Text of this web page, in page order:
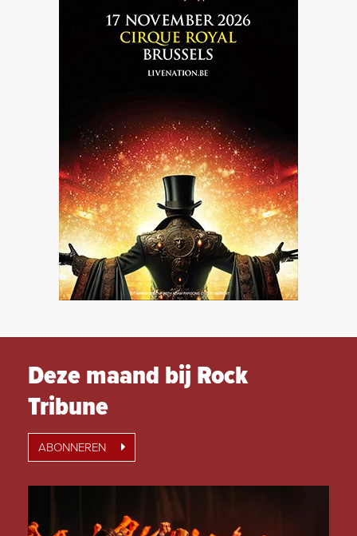
Deze maand bij Rock
Tribune
ABONNEREN